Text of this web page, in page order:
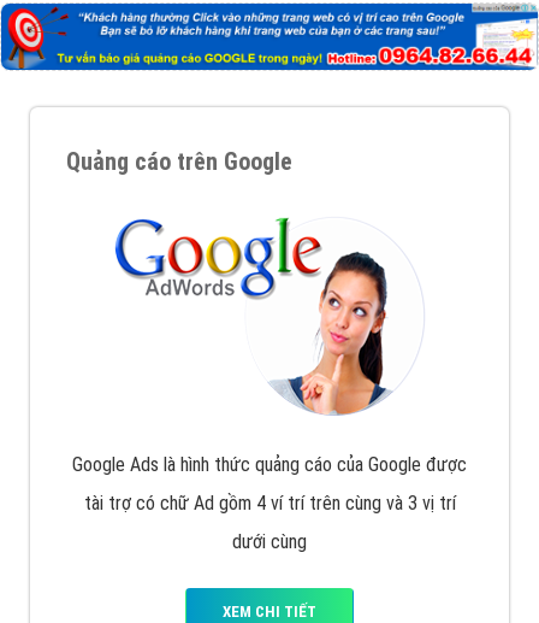
Quảng cáo trên Google
Google Ads là hình thức quảng cáo của Google được
tài trợ có chữ Ad gồm 4 ví trí trên cùng và 3 vị trí
dưới cùng
XEM CHI TIẾT